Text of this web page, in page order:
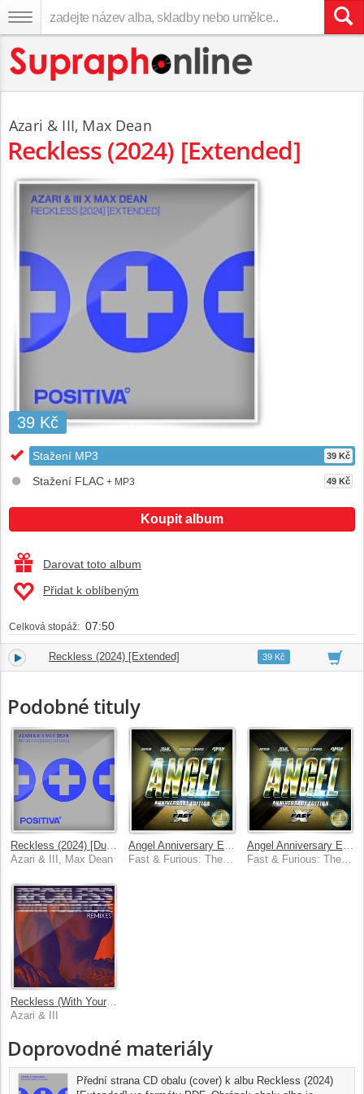
Azari & III, Max Dean
Reckless (2024) [Extended]
39 Kč
Stažení MP3 39 Kč
Stažení FLAC + MP3 49 Kč
Koupit album
Darovat toto album
Přidat k oblíbeným
Celková stopáž: 07:50
1. Reckless (2024) [Extended] 07:5039 Kč
Podobné tituly
Azari & III, Max Dean
Fast & Furious: The Fast Saga, Jimin, BTS, Mark Ralph, Muni Long, JVKE, NLE Choppa
Reckless (With Your Love) [2015 Remixes]
Azari & III
Doprovodné materiály
Přední strana CD obalu (cover) k albu Reckless (2024)